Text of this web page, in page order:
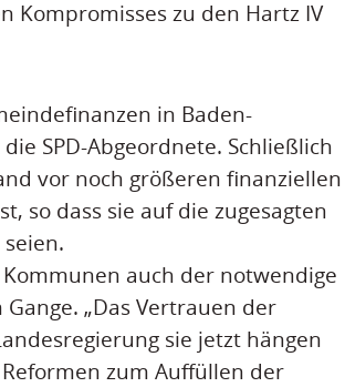
Kompromisses zu den Hartz IV
in Baden-
SPD-Abgeordnete. Schließlich
vor noch größeren finanziellen
so dass sie auf die zugesagten
auch der notwendige
„Das Vertrauen der
sie jetzt hängen
zum Auffüllen der